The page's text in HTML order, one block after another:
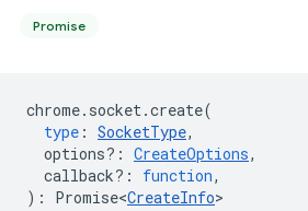
Promise
chrome. socket.create(
type : SocketType,
options? : CreateOptions,
callback? : function,
) : Promise<CreateInfo>